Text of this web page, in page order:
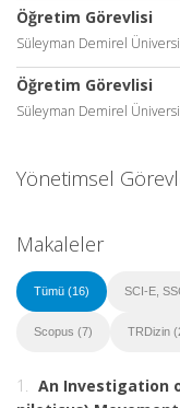
Öğretim Görevlisi
Süleyman Demirel
Öğretim Görevlisi
Süleyman Demirel
Yönetimsel
Makaleler
Tümü (16) SCI-E,
Scopus (7) TRDizin
1.
An Investigation